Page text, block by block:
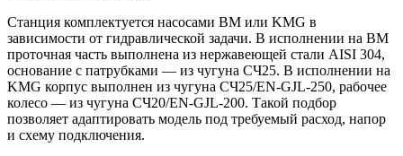
Станция комплектуется насосами BM или KMG в
зависимости от гидравлической задачи. В исполнении на BM
проточная часть выполнена из нержавеющей стали AISI 304,
основание с патрубками — из чугуна СЧ25. В исполнении на
KMG корпус выполнен из чугуна СЧ25/EN-GJL-250, рабочее
колесо — из чугуна СЧ20/EN-GJL-200. Такой подбор
позволяет адаптировать модель под требуемый расход, напор
и схему подключения.